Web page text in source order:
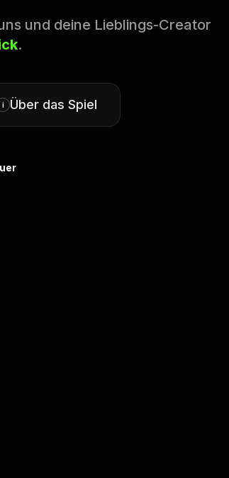
und deine Lieblings-Creator
.
i Über das Spiel